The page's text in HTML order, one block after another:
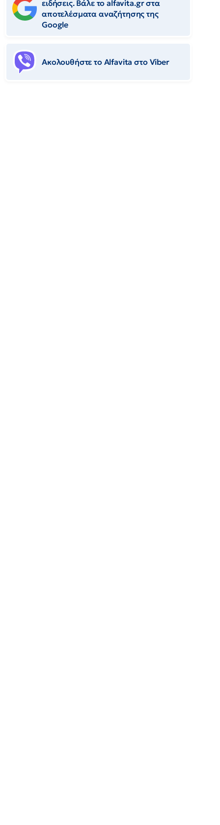
ειδήσεις. Βάλε το alfavita.gr στα
αποτελέσματα αναζήτησης της
Google
Ακολουθήστε το Αlfavita στο Viber